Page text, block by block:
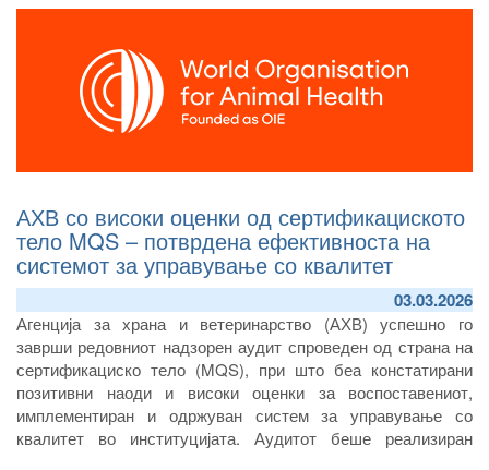
АХВ со високи оценки од сертификациското
тело MQS – потврдена ефективноста на
системот за управување со квалитет
03.03.2026
Агенција за храна и ветеринарство (АХВ) успешно го
заврши редовниот надзорен аудит спроведен од страна на
сертификациско тело (MQS), при што беа констатирани
позитивни наоди и високи оценки за воспоставениот,
имплементиран и одржуван систем за управување со
квалитет во институцијата. Аудитот беше реализиран